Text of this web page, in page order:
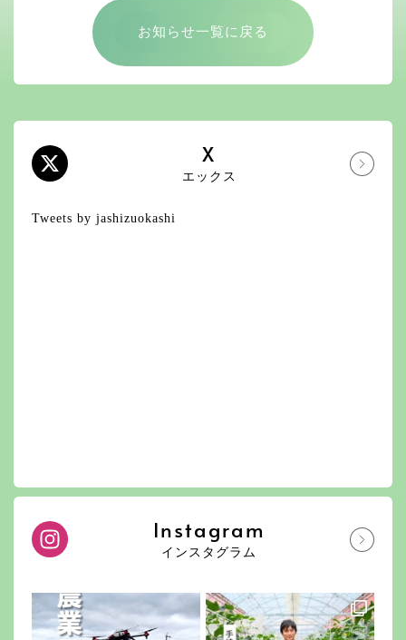
お知らせ一覧に戻る
X
エックス
Tweets by jashizuokashi
Instagram
インスタグラム